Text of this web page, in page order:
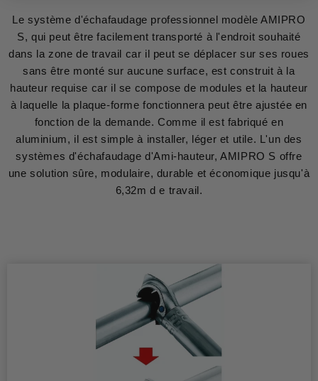
Le système d'échafaudage professionnel modèle AMIPRO
S, qui peut être facilement transporté à l'endroit souhaité
dans la zone de travail car il peut se déplacer sur ses roues
sans être monté sur aucune surface, est construit à la
hauteur requise car il se compose de modules et la hauteur
à laquelle la plaque-forme fonctionnera peut être ajustée en
fonction de la demande. Comme il est fabriqué en
aluminium, il est simple à installer, léger et utile. L'un des
systèmes d'échafaudage d'Ami-hauteur, AMIPRO S offre
une solution sûre, modulaire, durable et économique jusqu'à
6,32m d e travail.